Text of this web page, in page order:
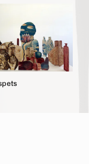
pets